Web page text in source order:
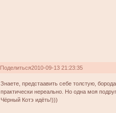
Поделиться2010-09-13 21:23:35
Знаете, предстаавить себе толстую,
практически нереально. Но одна моя
Чёрный Котэ идёть!)))